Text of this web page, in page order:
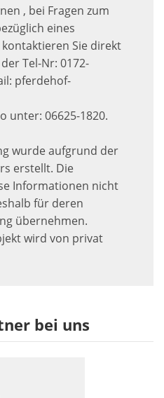
, bei Fragen zum
eines
Sie direkt
Tel-Nr: 0172-
pferdehof-
unter: 06625-1820.
wurde aufgrund der
erstellt. Die
Informationen nicht
für deren
übernehmen.
wird von privat
bei uns